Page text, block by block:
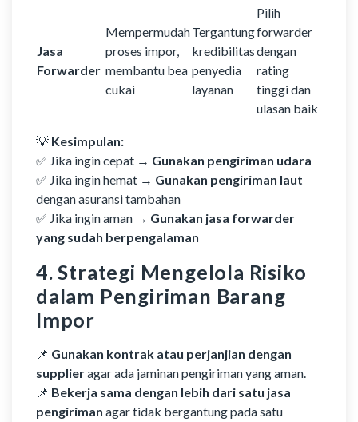
Jasa
Forwarder
Mempermudah
proses impor,
membantu bea
cukai
Tergantung
kredibilitas
penyedia
layanan
Pilih
forwarder
dengan
rating
tinggi dan
ulasan baik
💡 Kesimpulan:
✅ Jika ingin cepat → Gunakan pengiriman udara
✅ Jika ingin hemat → Gunakan pengiriman laut
dengan asuransi tambahan
✅ Jika ingin aman → Gunakan jasa forwarder
yang sudah berpengalaman
4. Strategi Mengelola Risiko
dalam Pengiriman Barang
Impor
📌 Gunakan kontrak atau perjanjian dengan
supplieragar ada jaminan pengiriman yang aman.
📌 Bekerja sama dengan lebih dari satu jasa
pengiriman agar tidak bergantung pada satu